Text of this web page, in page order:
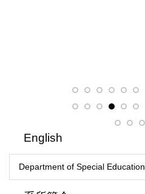
English
Department of Special Education